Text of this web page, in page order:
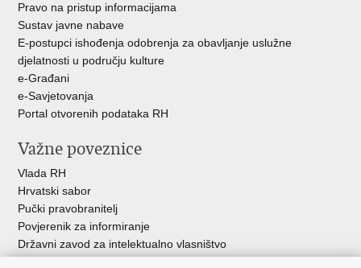
Pravo na pristup informacijama
Sustav javne nabave
E-postupci ishođenja odobrenja za obavljanje uslužne
djelatnosti u području kulture
e-Građani
e-Savjetovanja
Portal otvorenih podataka RH
Važne poveznice
Vlada RH
Hrvatski sabor
Pučki pravobranitelj
Povjerenik za informiranje
Državni zavod za intelektualno vlasništvo